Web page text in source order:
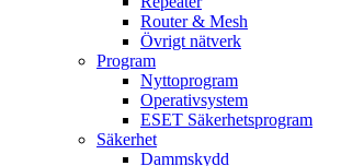
Router & Mesh
Övrigt nätverk
Program
Nyttoprogram
Operativsystem
ESET Säkerhetsprogram
Säkerhet
Dammskydd